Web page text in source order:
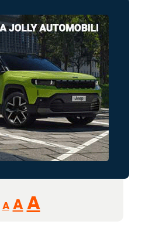
A
Reducir
tamaño
A Restablecer
AAumentar